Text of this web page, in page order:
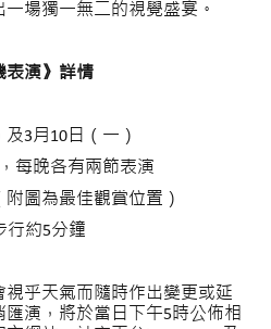
場獨一無二的視覺盛宴。
表演》詳情
3月10日（一）
每晚各有兩節表演
圖為最佳觀賞位置）
行約5分鐘
視乎天氣而隨時作出變更或延
匯演，將於當日下午5時公佈相